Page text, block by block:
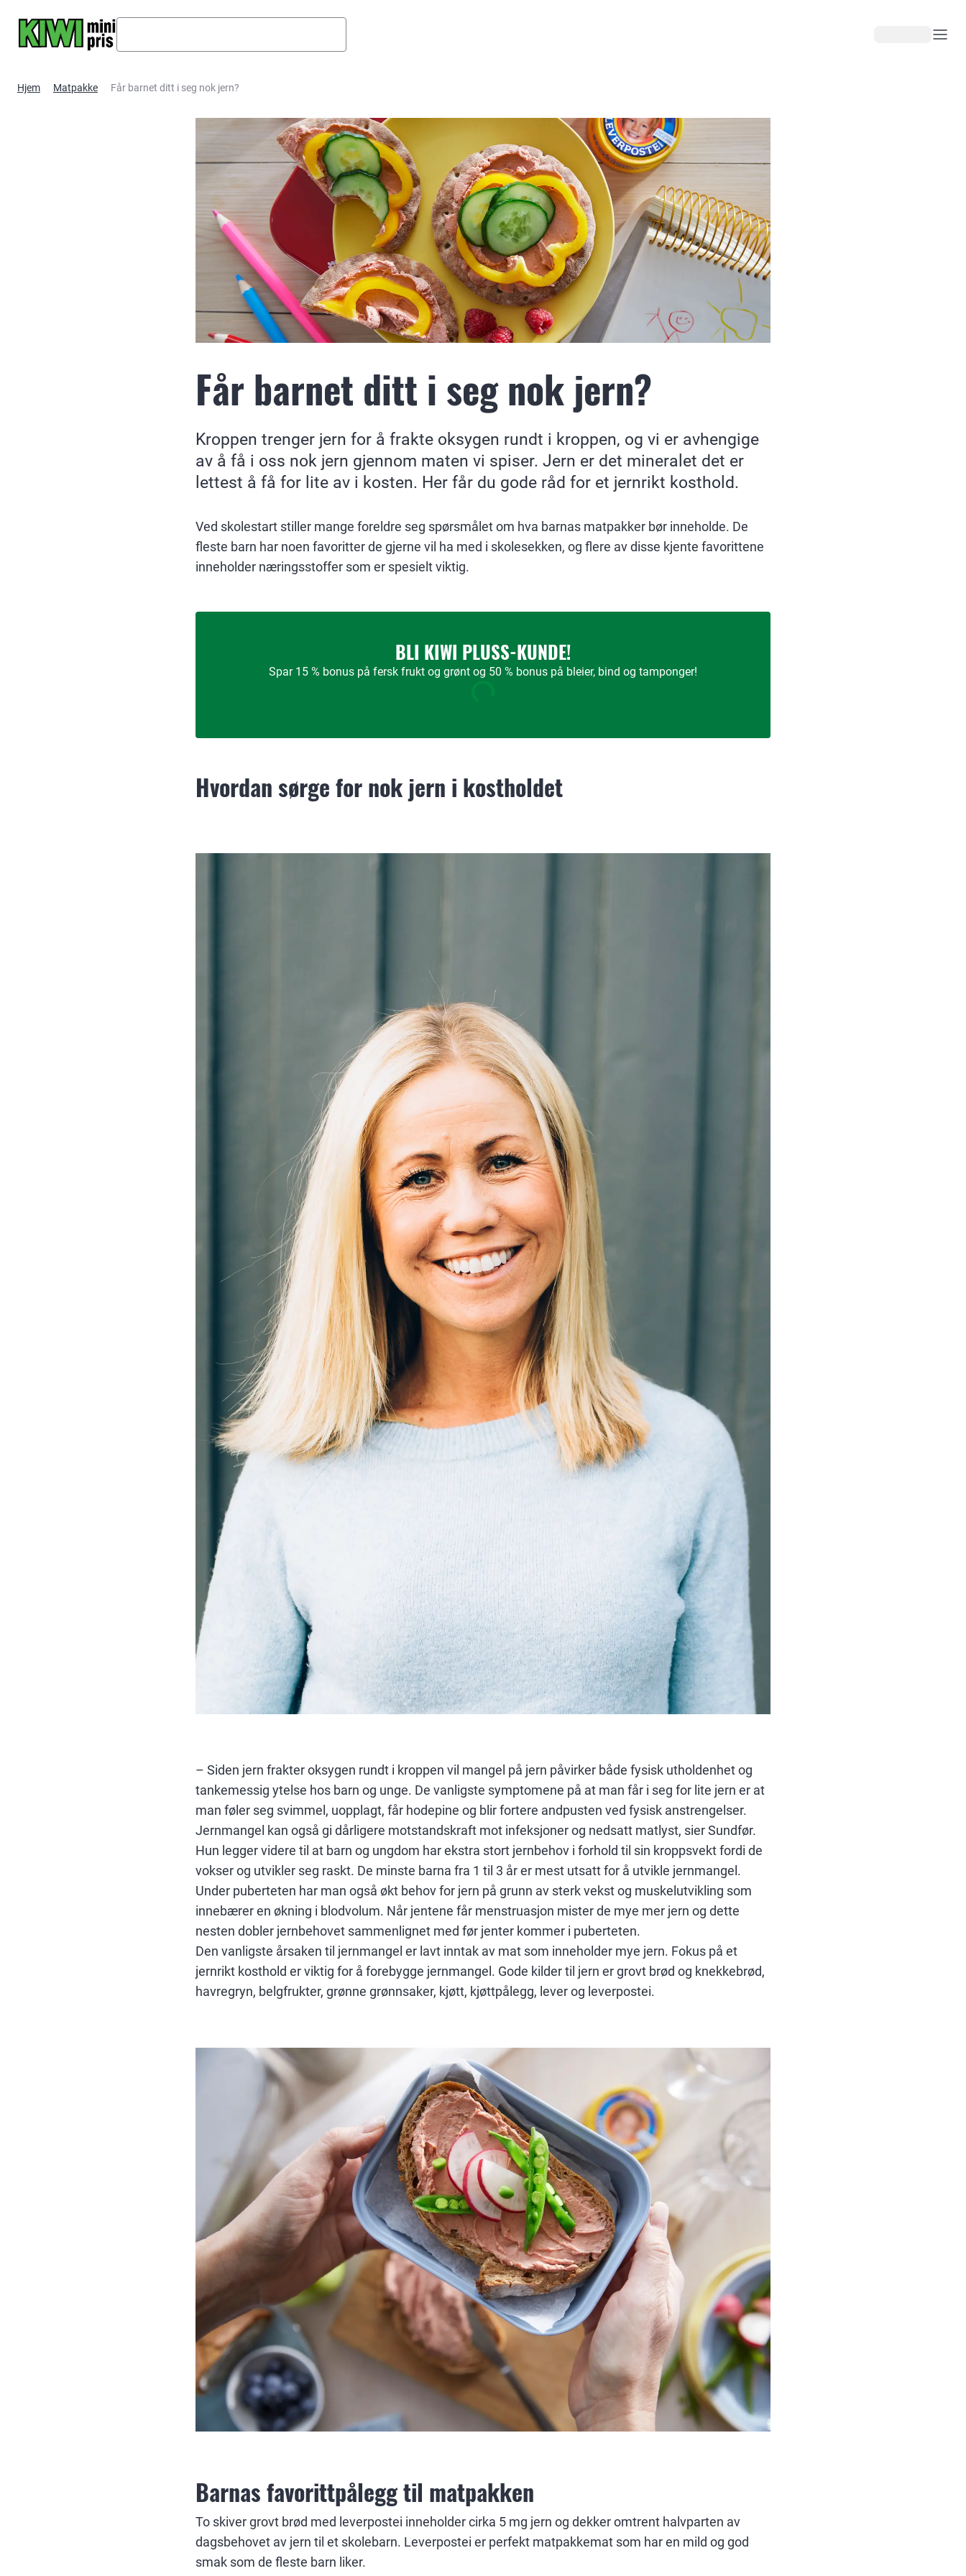
Hjem Matpakke Får barnet ditt i seg nok jern?
Får barnet ditt i seg nok jern?
Kroppen trenger jern for å frakte oksygen rundt i kroppen, og vi er avhengige
av å få i oss nok jern gjennom maten vi spiser. Jern er det mineralet det er
lettest å få for lite av i kosten. Her får du gode råd for et jernrikt kosthold.
Ved skolestart stiller mange foreldre seg spørsmålet om hva barnas matpakker bør inneholde. De
fleste barn har noen favoritter de gjerne vil ha med i skolesekken, og flere av disse kjente favorittene
inneholder næringsstoffer som er spesielt viktig.
BLI KIWI PLUSS-KUNDE!
Spar 15 % bonus på fersk frukt og grønt og 50 % bonus på bleier, bind og tamponger!
Hvordan sørge for nok jern i kostholdet
– Siden jern frakter oksygen rundt i kroppen vil mangel på jern påvirker både fysisk utholdenhet og
tankemessig ytelse hos barn og unge. De vanligste symptomene på at man får i seg for lite jern er at
man føler seg svimmel, uopplagt, får hodepine og blir fortere andpusten ved fysisk anstrengelser.
Jernmangel kan også gi dårligere motstandskraft mot infeksjoner og nedsatt matlyst, sier Sundfør.
Hun legger videre til at barn og ungdom har ekstra stort jernbehov i forhold til sin kroppsvekt fordi de
vokser og utvikler seg raskt. De minste barna fra 1 til 3 år er mest utsatt for å utvikle jernmangel.
Under puberteten har man også økt behov for jern på grunn av sterk vekst og muskelutvikling som
innebærer en økning i blodvolum. Når jentene får menstruasjon mister de mye mer jern og dette
nesten dobler jernbehovet sammenlignet med før jenter kommer i puberteten.
Den vanligste årsaken til jernmangel er lavt inntak av mat som inneholder mye jern. Fokus på et
jernrikt kosthold er viktig for å forebygge jernmangel. Gode kilder til jern er grovt brød og knekkebrød,
havregryn, belgfrukter, grønne grønnsaker, kjøtt, kjøttpålegg, lever og leverpostei.
Barnas favorittpålegg til matpakken
To skiver grovt brød med leverpostei inneholder cirka 5 mg jern og dekker omtrent halvparten av
dagsbehovet av jern til et skolebarn. Leverpostei er perfekt matpakkemat som har en mild og god
smak som de fleste barn liker.